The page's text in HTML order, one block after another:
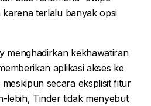
karena terlalu banyak opsi
menghadirkan kekhawatiran
aplikasi akses ke
secara eksplisit fitur
lebih, Tinder tidak menyebut